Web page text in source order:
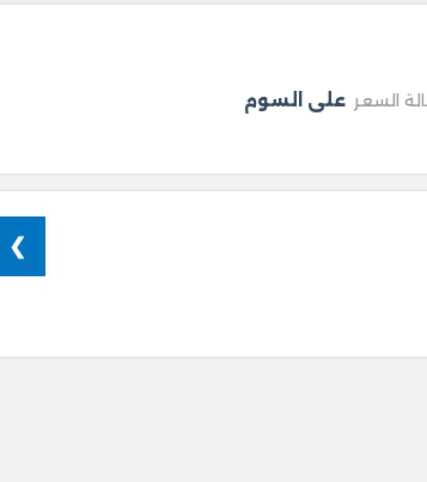
السعر على السوم
❯